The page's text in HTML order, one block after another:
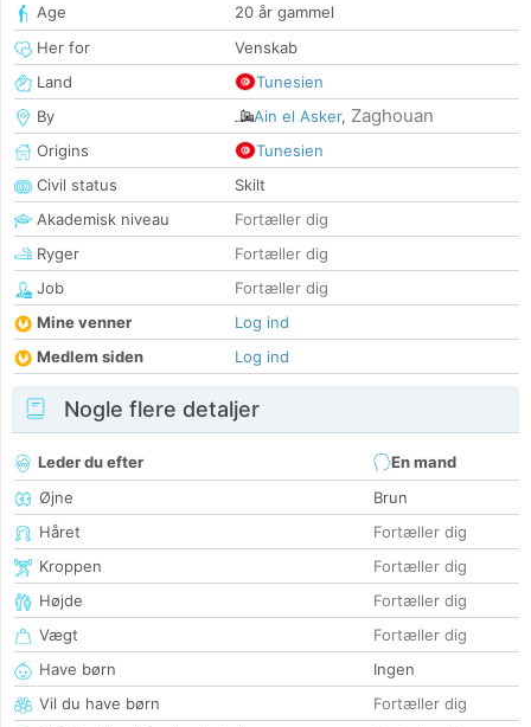
Age
20 år gammel
Her for
Venskab
Land
Tunesien
By
Ain el Asker, Zaghouan
Origins
Tunesien
Civil status
Skilt
Akademisk niveau
Fortæller dig
Ryger
Fortæller dig
Job
Fortæller dig
Mine venner
Log ind
Medlem siden
Log ind
Nogle flere detaljer
Leder du efter
En mand
Øjne
Brun
Håret
Fortæller dig
Kroppen
Fortæller dig
Højde
Fortæller dig
Vægt
Fortæller dig
Have børn
Ingen
Vil du have børn
Fortæller dig